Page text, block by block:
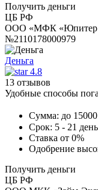
Получить деньги
ЦБ РФ
ООО «МФК «Юпитер
№2110178000979
Деньга
4.8
13 отзывов
Удобные способы
Сумма: до
Срок: 5 - 21 день
Ставка от 0%
Одобрение
Получить деньги
ЦБ РФ